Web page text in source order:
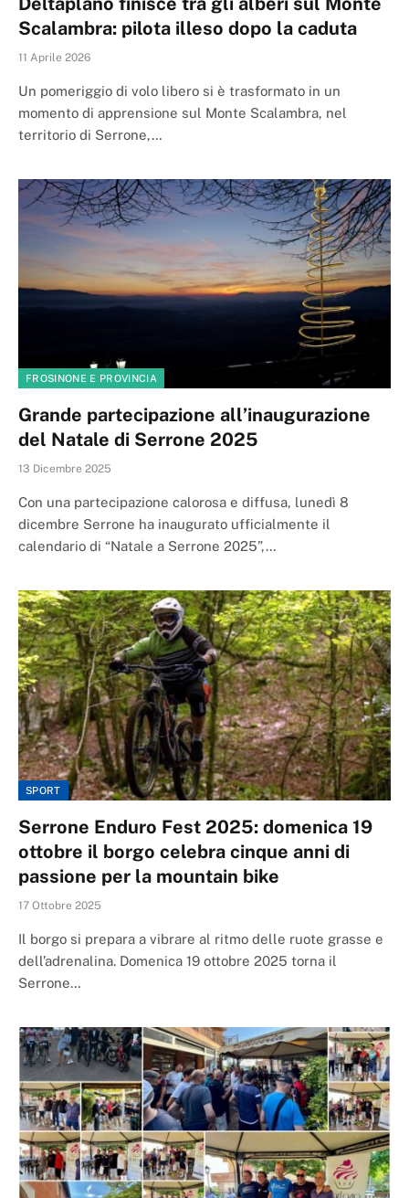
Scalambra: pilota illeso dopo la caduta
11 Aprile 2026
Un pomeriggio di volo libero si è trasformato in un
momento di apprensione sul Monte Scalambra, nel
territorio di Serrone,…
FROSINONE E PROVINCIA
Grande partecipazione all’inaugurazione
del Natale di Serrone 2025
13 Dicembre 2025
Con una partecipazione calorosa e diffusa, lunedì 8
dicembre Serrone ha inaugurato ufficialmente il
calendario di “Natale a Serrone 2025”,…
SPORT
Serrone Enduro Fest 2025: domenica 19
ottobre il borgo celebra cinque anni di
passione per la mountain bike
17 Ottobre 2025
Il borgo si prepara a vibrare al ritmo delle ruote grasse e
dell’adrenalina. Domenica 19 ottobre 2025 torna il
Serrone…